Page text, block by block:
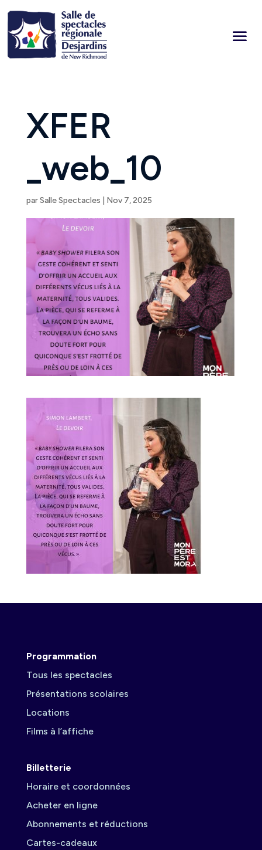
XFER
_web_10
parSalle Spectacles Nov 7, 2025
Programmation
Tous les spectacles
Présentations scolaires
Locations
Films à l’affiche
Billetterie
Horaire et coordonnées
Acheter en ligne
Abonnements et réductions
Cartes-cadeaux